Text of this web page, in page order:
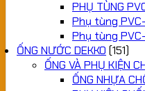
PHỤ TÙNG
Phụ tùng
Phụ tùng
ỐNG NƯỚC DEKKO (151)
ỐNG VÀ PHỤ KIỆN
ỐNG NHỰA